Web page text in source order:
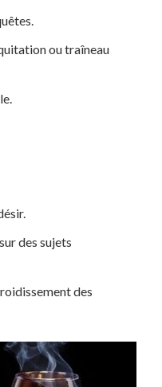
ou traîneau
des sujets
des